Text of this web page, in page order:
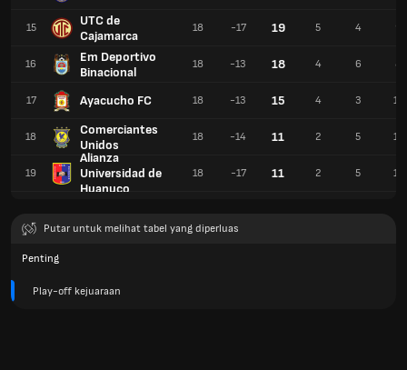
15
UTC de
Cajamarca
16
Em Deportivo
Binacional
17 Ayacucho FC
18
Comerciantes
Unidos
19
Alianza
Universidad de
Huanuco
18 -17 19 5 4 9
18 -13 18 4 6 8
18 -13 15 4 3 11
18 -14 11 2 5 11
18 -17 11 2 5 11
Putar untuk melihat tabel yang diperluas
Penting
Play-off kejuaraan